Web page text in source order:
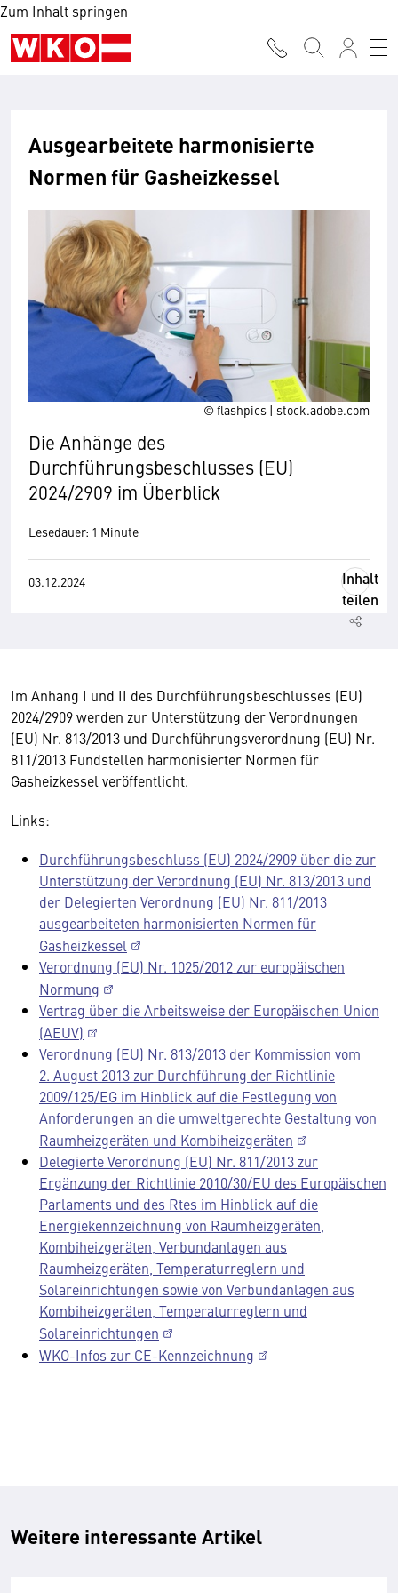
Zum Inhalt springen
© flashpics | stock.adobe.com
Ausgearbeitete harmonisierte
Normen für Gasheizkessel
Die Anhänge des
Durchführungsbeschlusses (EU)
2024/2909 im Überblick
Lesedauer: 1 Minute
03.12.2024
Inhalt
teilen
Im Anhang I und II des Durchführungsbeschlusses (EU)
2024/2909 werden zur Unterstützung der Verordnungen
(EU) Nr. 813/2013 und Durchführungsverordnung (EU) Nr.
811/2013 Fundstellen harmonisierter Normen für
Gasheizkessel veröffentlicht.
Links:
Durchführungsbeschluss (EU) 2024/2909 über die zur
Unterstützung der Verordnung (EU) Nr. 813/2013 und
der Delegierten Verordnung (EU) Nr. 811/2013
ausgearbeiteten harmonisierten Normen für
Gasheizkessel
Verordnung (EU) Nr. 1025/2012 zur europäischen
Normung
Vertrag über die Arbeitsweise der Europäischen Union
(AEUV)
Verordnung (EU) Nr. 813/2013 der Kommission vom
2. August 2013 zur Durchführung der Richtlinie
2009/125/EG im Hinblick auf die Festlegung von
Anforderungen an die umweltgerechte Gestaltung von
Raumheizgeräten und Kombiheizgeräten
Delegierte Verordnung (EU) Nr. 811/2013 zur
Ergänzung der Richtlinie 2010/30/EU des Europäischen
Parlaments und des Rtes im Hinblick auf die
Energiekennzeichnung von Raumheizgeräten,
Kombiheizgeräten, Verbundanlagen aus
Raumheizgeräten, Temperaturreglern und
Solareinrichtungen sowie von Verbundanlagen aus
Kombiheizgeräten, Temperaturreglern und
Solareinrichtungen
WKO-Infos zur CE-Kennzeichnung
Weitere interessante Artikel